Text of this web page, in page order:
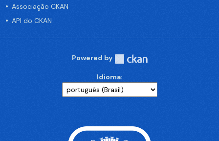
Associação CKAN
API do CKAN
Powered by
Idioma